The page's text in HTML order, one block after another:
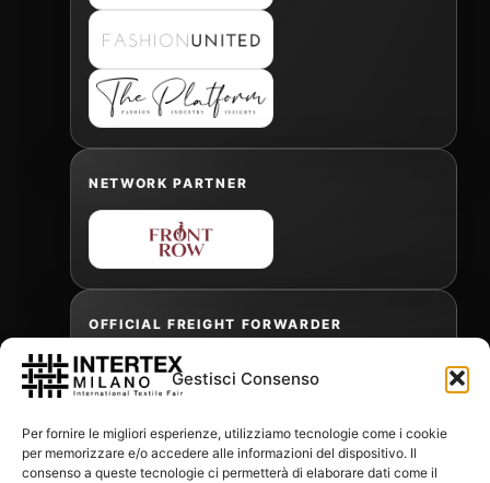
Gestisci Consenso
Per fornire le migliori esperienze, utilizziamo tecnologie come i cookie
per memorizzare e/o accedere alle informazioni del dispositivo. Il
consenso a queste tecnologie ci permetterà di elaborare dati come il
NETWORK PARTNER
OFFICIAL FREIGHT FORWARDER
gabrielea@isped.com